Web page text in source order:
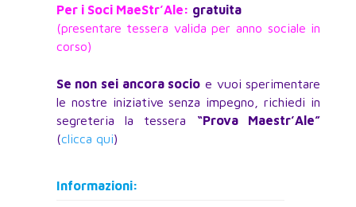
Per i Soci MaeStr’Ale: gratuita
(presentare tessera valida per anno sociale in
corso)
Se non sei ancora socio e vuoi sperimentare
le nostre iniziative senza impegno, richiedi in
segreteria la tessera “Prova Maestr’Ale”
(clicca qui)
Informazioni: